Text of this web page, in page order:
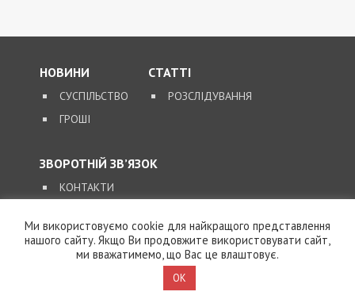
8/08/2026 - 15:00
організував фейковий
психіатричний діагноз
для виключення з
військового обліку
7/08/2026 - 15:00
Ми використовуємо cookie для найкращого представлення
нашого сайту. Якщо Ви продовжите використовувати сайт,
ми вважатимемо, що Вас це влаштовує.
OK